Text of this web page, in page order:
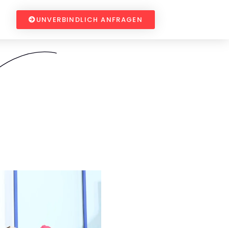
UNVERBINDLICH ANFRAGEN